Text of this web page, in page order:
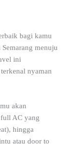
bagi kamu
menuju
ini
nyaman
akan
AC yang
hingga
atau door to